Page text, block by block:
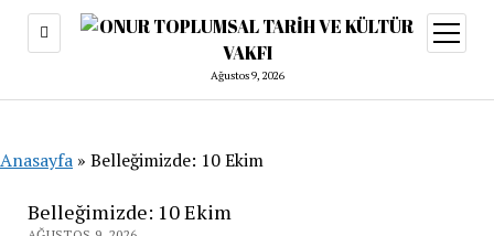
Ağustos 9, 2026
aç
Anasayfa » Belleğimizde: 10 Ekim
Belleğimizde: 10 Ekim